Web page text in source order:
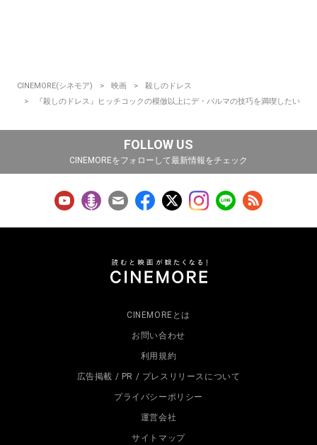
CINEMORE(シネモア) 映画
殺しのドレス
『殺しのドレス』ヒッチコックの模倣以上にデ・パルマの技巧を満喫したい
FOLLOW US
CINEMOREをフォローして最新情報をチェック
CINEMOREとは
お問い合わせ
利用規約
広告掲載 / PR / プレスリリースについて
プライバシーポリシー
運営会社
サイトマップ